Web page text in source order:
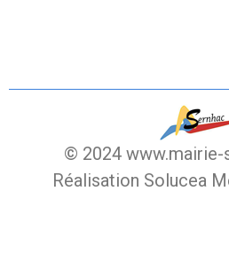
© 2024 www.mairie-
Réalisation Solucea